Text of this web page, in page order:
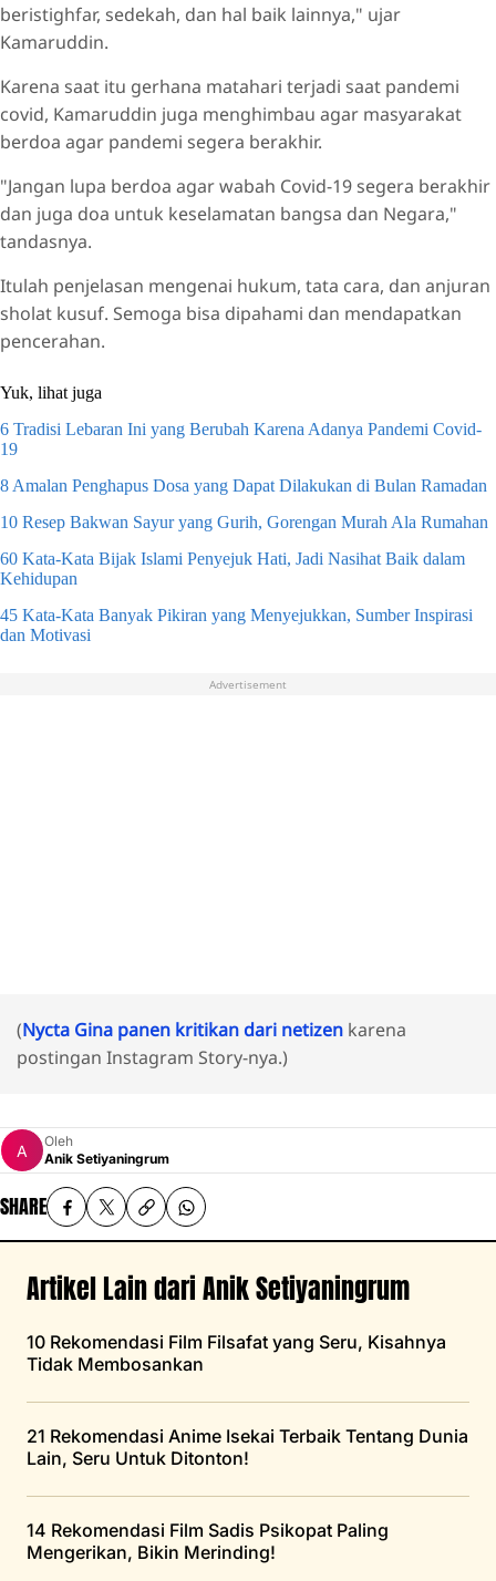
beristighfar, sedekah, dan hal baik lainnya," ujar
Kamaruddin.
Karena saat itu gerhana matahari terjadi saat pandemi
covid, Kamaruddin juga menghimbau agar masyarakat
berdoa agar pandemi segera berakhir.
"Jangan lupa berdoa agar wabah Covid-19 segera berakhir
dan juga doa untuk keselamatan bangsa dan Negara,"
tandasnya.
Itulah penjelasan mengenai hukum, tata cara, dan anjuran
sholat kusuf. Semoga bisa dipahami dan mendapatkan
pencerahan.
Yuk, lihat juga
6 Tradisi Lebaran Ini yang Berubah Karena Adanya Pandemi Covid-
19
8 Amalan Penghapus Dosa yang Dapat Dilakukan di Bulan Ramadan
10 Resep Bakwan Sayur yang Gurih, Gorengan Murah Ala Rumahan
60 Kata-Kata Bijak Islami Penyejuk Hati, Jadi Nasihat Baik dalam
Kehidupan
45 Kata-Kata Banyak Pikiran yang Menyejukkan, Sumber Inspirasi
dan Motivasi
Advertisement
(Nycta Gina panen kritikan dari netizen karena
postingan Instagram Story-nya.)
Oleh
Anik Setiyaningrum
SHARE
Artikel Lain dari Anik Setiyaningrum
10 Rekomendasi Film Filsafat yang Seru, Kisahnya
Tidak Membosankan
21 Rekomendasi Anime Isekai Terbaik Tentang Dunia
Lain, Seru Untuk Ditonton!
14 Rekomendasi Film Sadis Psikopat Paling
Mengerikan, Bikin Merinding!